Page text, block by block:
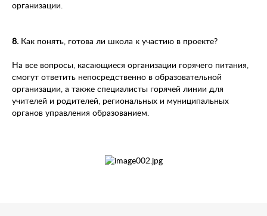
организации.
8. Как понять, готова ли школа к участию в проекте?
На все вопросы, касающиеся организации горячего питания,
смогут ответить непосредственно в образовательной
организации, а также специалисты горячей линии для
учителей и родителей, региональных и муниципальных
органов управления образованием.